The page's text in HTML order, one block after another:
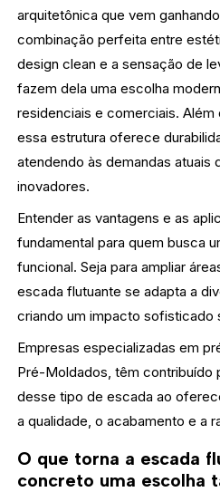
arquitetônica que vem
combinação perfeita entre
design clean e a sensação de
fazem dela uma escolha
residenciais e comerciais. Além
essa estrutura oferece
atendendo às demandas atuais
inovadores.
Entender as vantagens e as
fundamental para quem busca
funcional. Seja para ampliar
escada flutuante se adapta a
criando um impacto sofisticado
Empresas especializadas em
Pré-Moldados, têm contribuído
desse tipo de escada ao
a qualidade, o acabamento e a
O que torna a escada
concreto uma escolha